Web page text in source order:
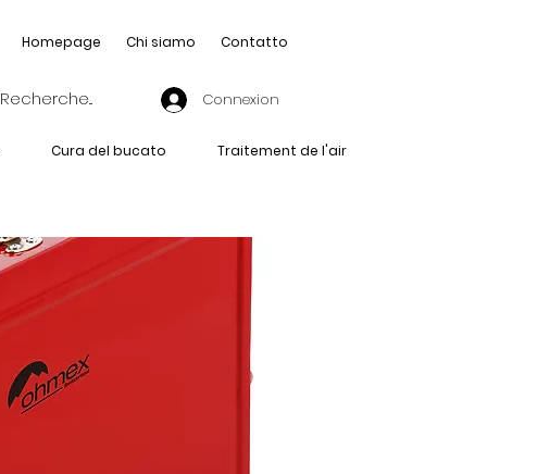
Homepage Chi siamo Contatto
Connexion
Cura del bucato Traitement de l'air